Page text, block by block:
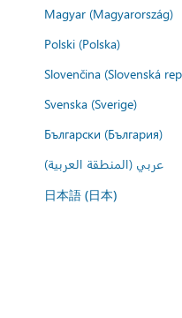
Magyar (Magyarország)
Polski (Polska)
Slovenčina (Slovenská
Svenska (Sverige)
Български (България)
عربي (المنطقة العربية)
日本語 (日本)